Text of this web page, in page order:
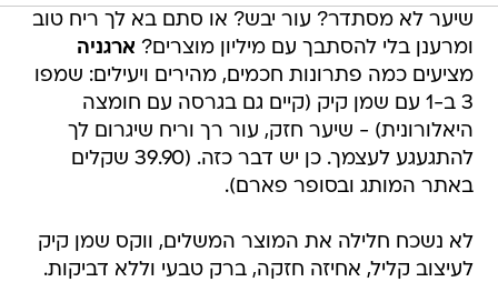
שיער לא מסתדר? עור יבש? או סתם בא לך ריח טוב
ומרענן בלי להסתבך עם מיליון מוצרים? ארגניה
מציעים כמה פתרונות חכמים, מהירים ויעילים: שמפו
3 ב-1 עם שמן קיק (קיים גם בגרסה עם חומצה
היאלורונית) - שיער חזק, עור רך וריח שיגרום לך
להתגעגע לעצמך. כן יש דבר כזה. (39.90 שקלים
באתר המותג ובסופר פארם).
לא נשכח חלילה את המוצר המשלים, ווקס שמן קיק
לעיצוב קליל, אחיזה חזקה, ברק טבעי וללא דביקות.